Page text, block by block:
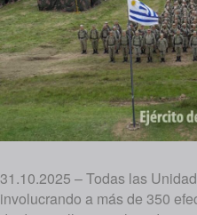
31.10.2025 – Todas las
involucrando a más de 350